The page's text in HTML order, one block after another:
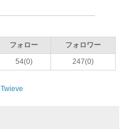
フォロー
フォロワー
54(0) 247(0)
Twieve